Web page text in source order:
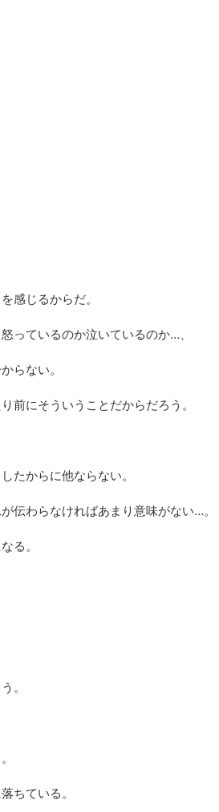
感じるからだ。
っているのか泣いているのか…、
らない。
前にそういうことだからだろう。
たからに他ならない。
伝わらなければあまり意味がない…。
る。
。
ちている。